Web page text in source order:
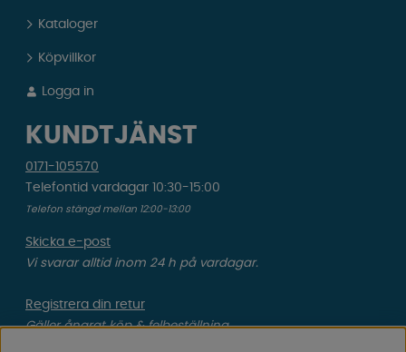
Kataloger
Köpvillkor
Logga in
KUNDTJÄNST
0171-105570
Telefontid vardagar 10:30-15:00
Telefon stängd mellan 12:00-13:00
Skicka e-post
Vi svarar alltid inom 24 h på vardagar.
Registrera din retur
Gäller ångrat köp & felbeställning.